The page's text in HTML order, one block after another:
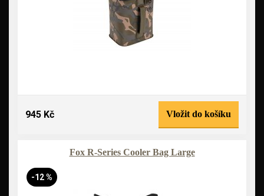
945 Kč Vložit do košíku
Fox R-Series Cooler Bag Large
-12 %